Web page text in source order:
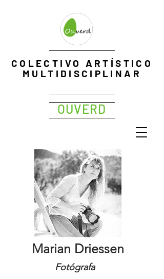
OUVERD
EXPOPHOTO
Me
COLECTIVO ARTÍSTICO
MULTIDISCIPLINAR
Marian Driessen
Fotógrafa